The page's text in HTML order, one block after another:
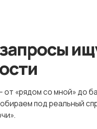
от «рядом со мной» до
под реальный